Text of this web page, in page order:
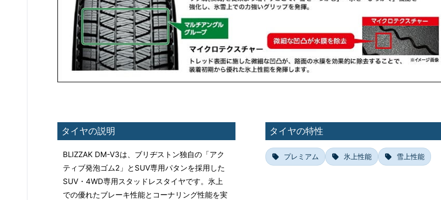
タイヤの説明
BLIZZAK DM-V3は、ブリヂストン独自の「アク
ティブ発泡ゴム2」とSUV専用パタンを採用した
SUV・4WD専用スタッドレスタイヤです。氷上
での優れたブレーキ性能とコーナリング性能を実
タイヤの特性
プレミアム 氷上性能 雪上性能